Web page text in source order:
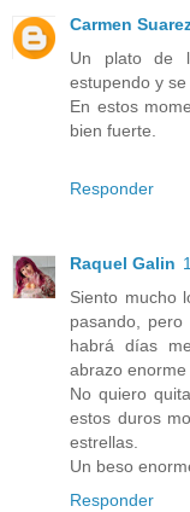
Carmen
Un plato de
estupendo y se
En estos
bien fuerte.
Responder
Raquel Galin
Siento mucho
pasando,
habrá días
abrazo enorme
No quiero
estos duros
estrellas.
Un beso
Responder